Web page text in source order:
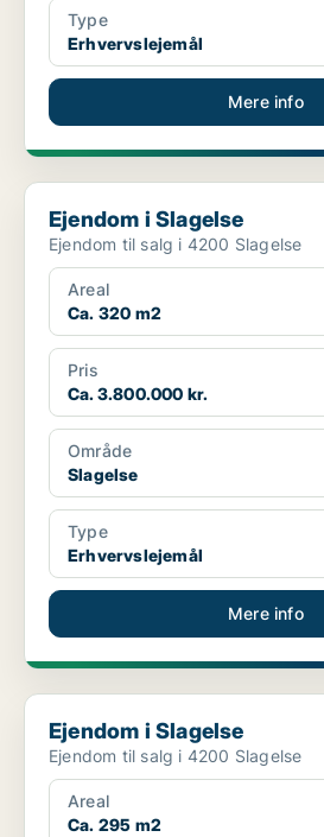
Type
Erhvervslejemål
Mere info
Ejendom i Slagelse
Ejendom i Slagelse
Ejendom til salg i 4200 Slagelse
Areal
Ca. 320 m2
Pris
Ca. 3.800.000 kr.
Område
Slagelse
Type
Erhvervslejemål
Mere info
Ejendom i Slagelse
Ejendom i Slagelse
Ejendom til salg i 4200 Slagelse
Areal
Ca. 295 m2